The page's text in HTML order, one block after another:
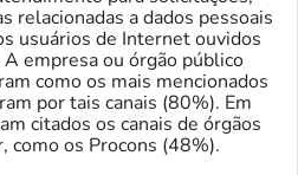
relacionadas a dados pessoais
usuários de Internet ouvidos
empresa ou órgão público
como os mais mencionados
por tais canais (80%). Em
citados os canais de órgãos
como os Procons (48%).